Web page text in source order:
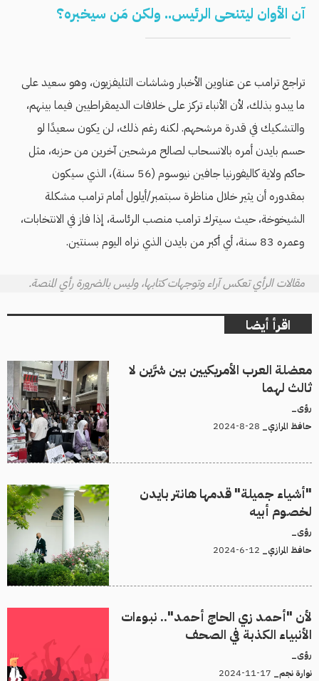
آن الأوان ليتنحى الرئيس.. ولكن مَن سيخبره؟
تراجع ترامب عن عناوين الأخبار وشاشات التليفزيون، وهو سعيد على
ما يبدو بذلك، لأن الأنباء تركز على خلافات الديمقراطيين فيما بينهم،
والتشكيك في قدرة مرشحهم. لكنه رغم ذلك، لن يكون سعيدًا لو
حسم بايدن أمره بالانسحاب لصالح مرشحين آخرين من حزبه، مثل
حاكم ولاية كاليفورنيا جافين نيوسوم (56 سنة)، الذي سيكون
بمقدوره أن يثير خلال مناظرة سبتمبر/أيلول أمام ترامب مشكلة
الشيخوخة، حيث سيترك ترامب منصب الرئاسة، إذا فاز في الانتخابات،
وعمره 83 سنة، أي أكبر من بايدن الذي نراه اليوم بسنتين.
مقالات الرأي تعكس آراء وتوجهات كتابها، وليس بالضرورة رأي المنصة.
اقرأ أيضا
معضلة العرب الأمريكيين بين شرَّين لا
ثالث لهما
رؤى_
حافظ المرازي_
"أشياء جميلة" قدمها هانتر بايدن
لخصوم أبيه
رؤى_
حافظ المرازي_
لأن "أحمد زي الحاج أحمد".. نبوءات
الأنبياء الكذبة في الصحف
رؤى_
نوارة نجم_